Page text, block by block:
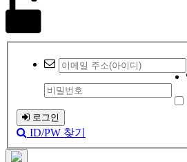
로그인
ID/PW 찾기